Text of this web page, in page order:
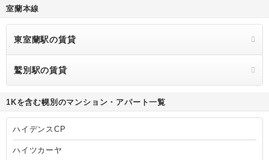
室蘭本線
東室蘭駅の賃貸
鷲別駅の賃貸
1Kを含む幌別のマンション・アパート一覧
ハイデンスCP
ハイツカーヤ